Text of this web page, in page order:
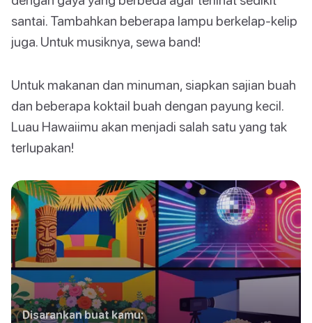
santai. Tambahkan beberapa lampu berkelap-kelip
juga. Untuk musiknya, sewa band!
Untuk makanan dan minuman, siapkan sajian buah
dan beberapa koktail buah dengan payung kecil.
Luau Hawaiimu akan menjadi salah satu yang tak
terlupakan!
Disarankan buat kamu: